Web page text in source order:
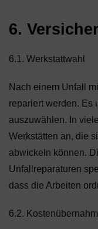
6.
6.1. Werkstattwahl
Nach einem Unfall
repariert werden. Es
auszuwählen. In
Werkstätten an, die
abwickeln können.
Unfallreparaturen
dass die Arbeiten
6.2.